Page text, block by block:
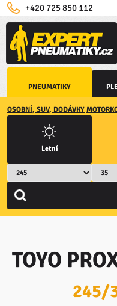
PNEUMATIKY
+420 725 850 112
OSOBNÍ, SUV, DODÁVKY
Letní
TOYO
245/